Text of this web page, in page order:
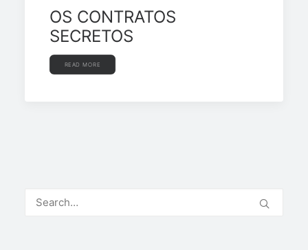
OS CONTRATOS
SECRETOS
READ MORE